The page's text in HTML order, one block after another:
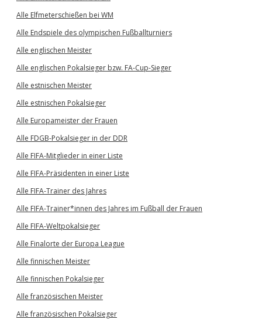
Alle Elfmeterschießen bei WM
Alle Endspiele des olympischen Fußballturniers
Alle englischen Meister
Alle englischen Pokalsieger bzw. FA-Cup-Sieger
Alle estnischen Meister
Alle estnischen Pokalsieger
Alle Europameister der Frauen
Alle FDGB-Pokalsieger in der DDR
Alle FIFA-Mitglieder in einer Liste
Alle FIFA-Präsidenten in einer Liste
Alle FIFA-Trainer des Jahres
Alle FIFA-Trainer*innen des Jahres im Fußball der Frauen
Alle FIFA-Weltpokalsieger
Alle Finalorte der Europa League
Alle finnischen Meister
Alle finnischen Pokalsieger
Alle französischen Meister
Alle französischen Pokalsieger